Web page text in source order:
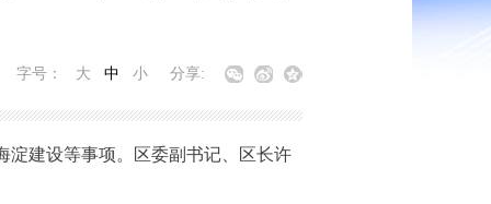
分享:
字号： 大 中 小
建设等事项。区委副书记、区长许